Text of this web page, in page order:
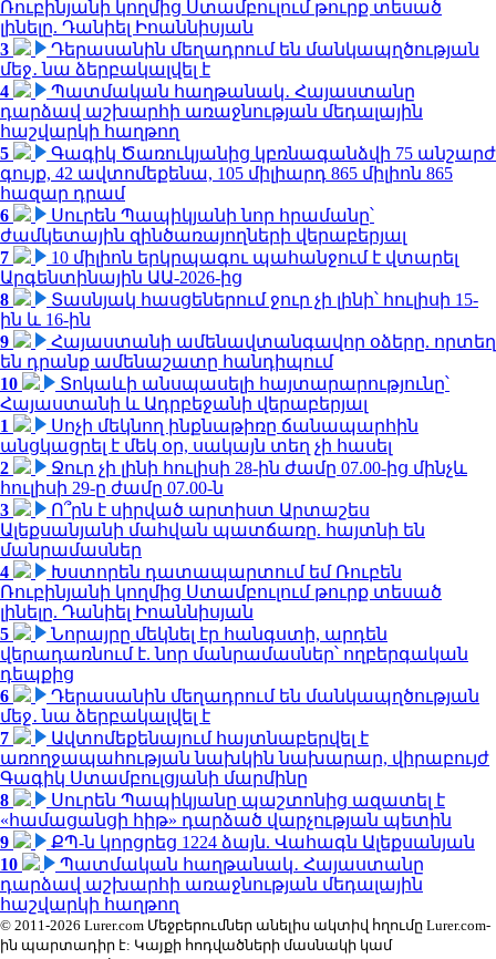
Ռուբինյանի կողմից Ստամբուլում թուրք տեսած
լինելը. Դանիել Իոաննիսյան
3
Դերասանին մեղադրում են մանկապղծության
մեջ․ նա ձերբակալվել է
4
Պատմական հաղթանակ․ Հայաստանը
դարձավ աշխարհի առաջնության մեդալային
հաշվարկի հաղթող
5
Գագիկ Ծառուկյանից կբռնագանձվի 75 անշարժ
գույք, 42 ավտոմեքենա, 105 միլիարդ 865 միլիոն 865
հազար դրամ
6
Սուրեն Պապիկյանի նոր հրամանը՝
ժամկետային զինծառայողների վերաբերյալ
7
10 միլիոն երկրպագու պահանջում է վտարել
Արգենտինային ԱԱ-2026-ից
8
Տասնյակ հասցեներում ջուր չի լինի՝ հուլիսի 15-
ին և 16-ին
9
Հայաստանի ամենավտանգավոր օձերը. որտեղ
են դրանք ամենաշատը հանդիպում
10
Տոկաևի անսպասելի հայտարարությունը՝
Հայաստանի և Ադրբեջանի վերաբերյալ
1
Սոչի մեկնող ինքնաթիռը ճանապարհին
անցկացրել է մեկ օր, սակայն տեղ չի հասել
2
Ջուր չի լինի հուլիսի 28-ին ժամը 07.00-ից մինչև
հուլիսի 29-ը ժամը 07.00-ն
3
Ո՞րն է սիրված արտիստ Արտաշես
Ալեքսանյանի մահվան պատճառը. հայտնի են
մանրամասներ
4
Խստորեն դատապարտում եմ Ռուբեն
Ռուբինյանի կողմից Ստամբուլում թուրք տեսած
լինելը. Դանիել Իոաննիսյան
5
Նորայրը մեկնել էր հանգստի, արդեն
վերադառնում է. նոր մանրամասներ՝ ողբերգական
դեպքից
6
Դերասանին մեղադրում են մանկապղծության
մեջ․ նա ձերբակալվել է
7
Ավտոմեքենայում հայտնաբերվել է
առողջապահության նախկին նախարար, վիրաբույժ
Գագիկ Ստամբուլցյանի մարմինը
8
Սուրեն Պապիկյանը պաշտոնից ազատել է
«համացանցի հիթ» դարձած վարչության պետին
9
ՔՊ-ն կորցրեց 1224 ձայն. Վահագն Ալեքսանյան
10
Պատմական հաղթանակ․ Հայաստանը
դարձավ աշխարհի առաջնության մեդալային
հաշվարկի հաղթող
© 2011-2026 Lurer.com Մեջբերումներ անելիս ակտիվ հղումը Lurer.com-
ին պարտադիր է: Կայքի հոդվածների մասնակի կամ